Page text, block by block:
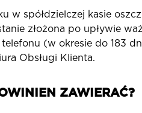
w spółdzielczej kasie
złożona po upływie
(w okresie do 183
Obsługi Klienta.
ZAWIERAĆ?